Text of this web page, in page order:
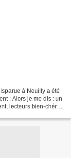
à Neuilly a été
: Alors je me dis : un
lecteurs bien-chéris,